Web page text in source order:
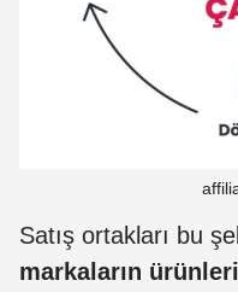
Satış ortakları bu
markaların